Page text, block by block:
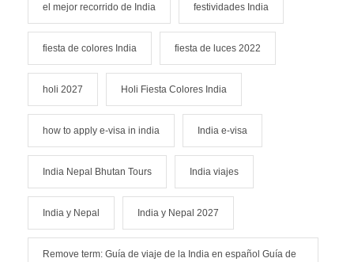
el mejor recorrido de India festividades India
fiesta de colores India fiesta de luces 2022
holi 2027 Holi Fiesta Colores India
how to apply e-visa in india India e-visa
India Nepal Bhutan Tours India viajes
India y Nepal India y Nepal 2027
Remove term: Guía de viaje de la India en español Guía de